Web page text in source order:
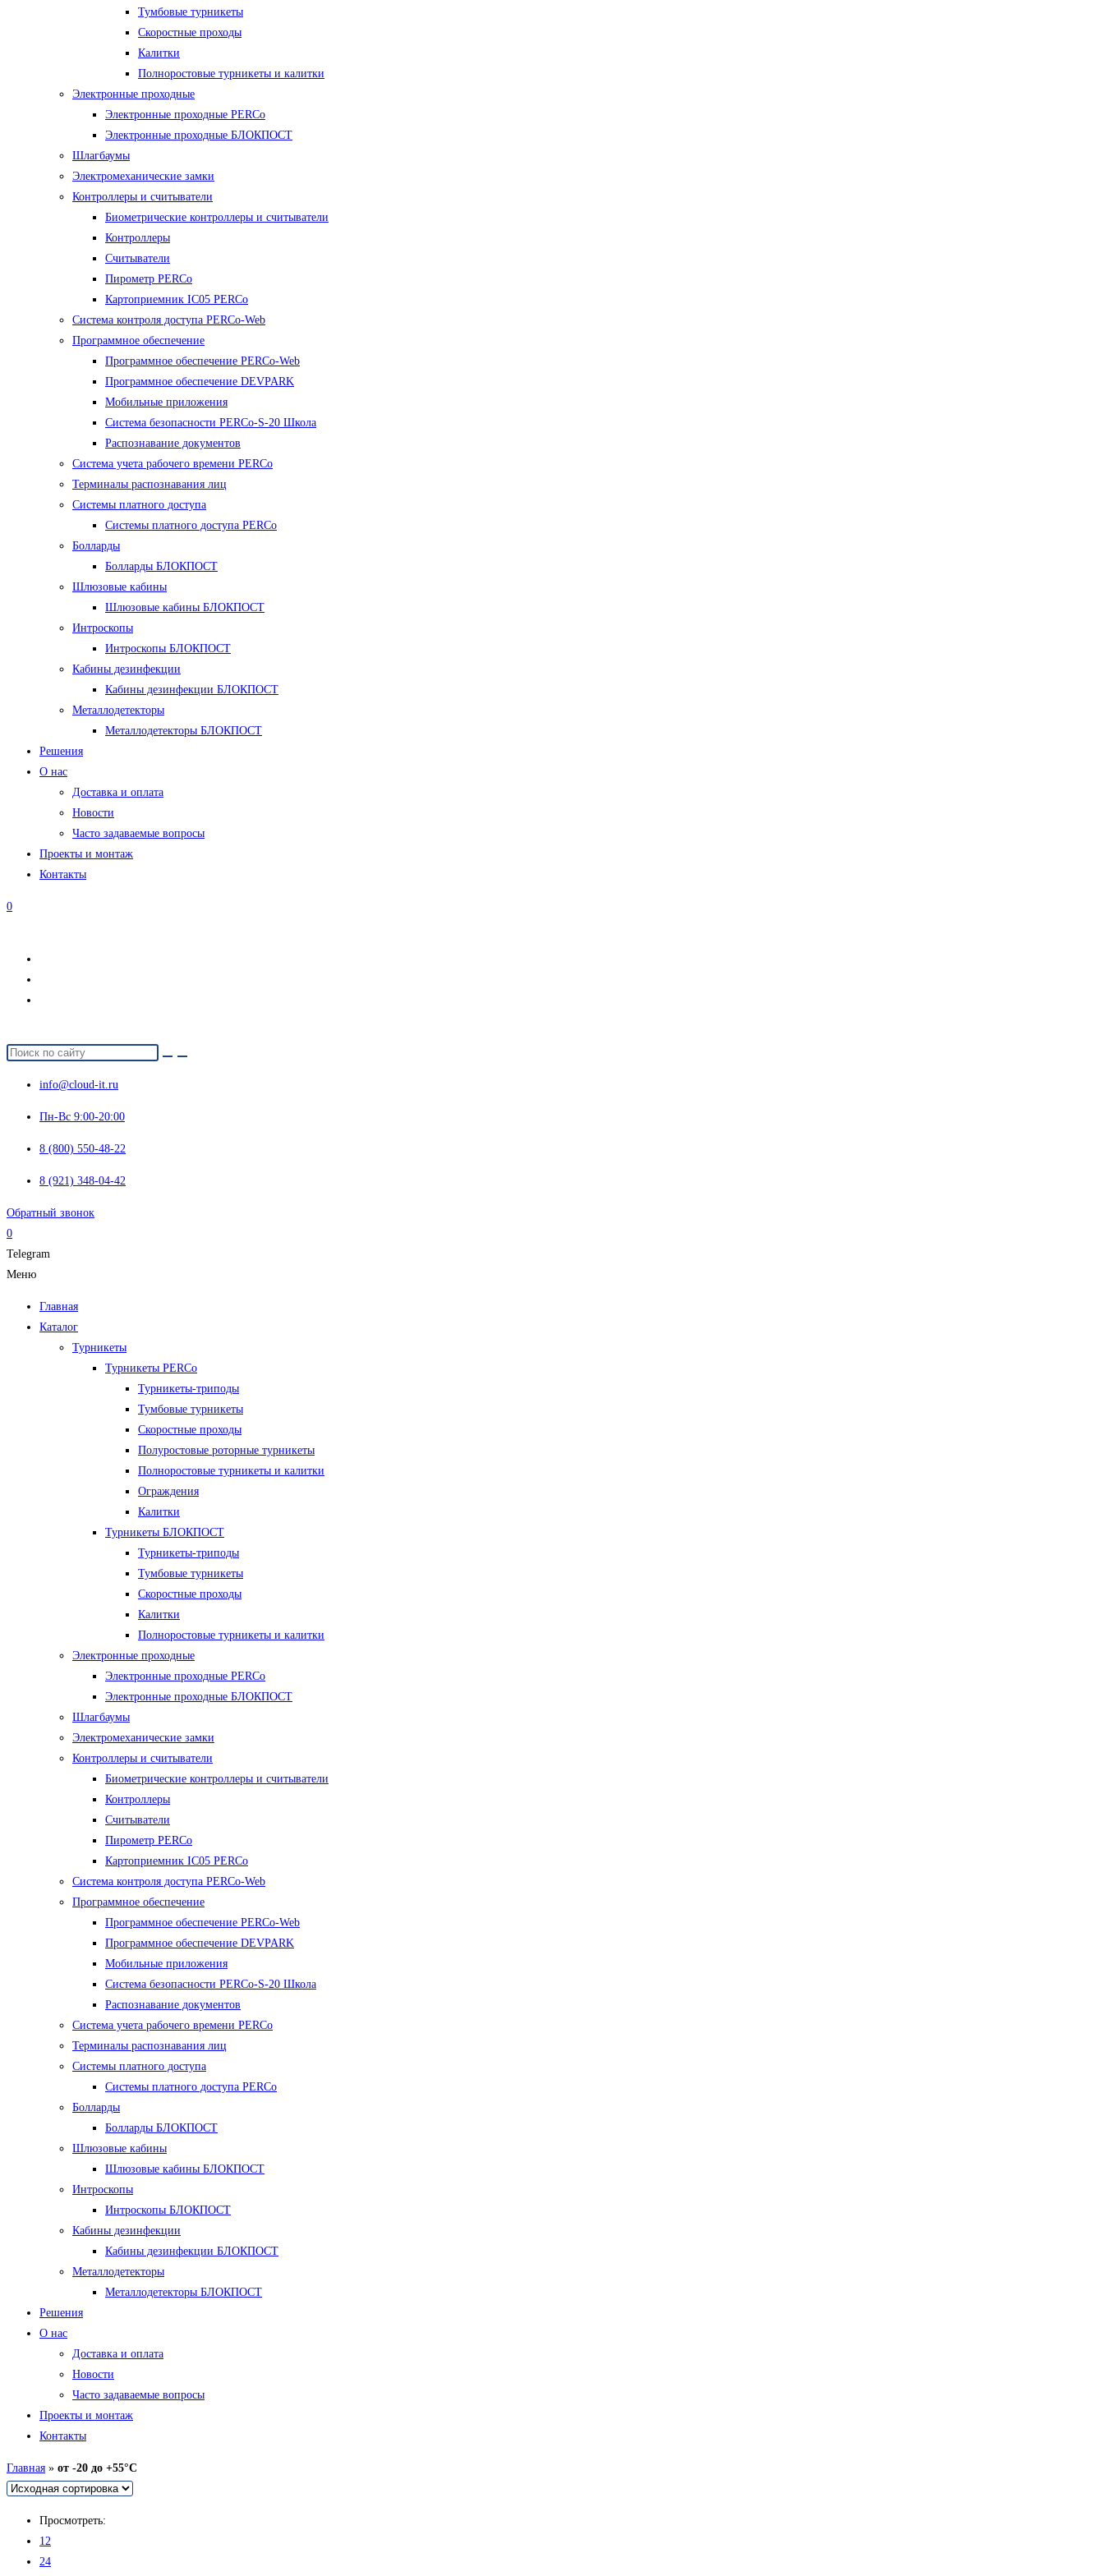
Тумбовые турникеты
Скоростные проходы
Калитки
Полноростовые турникеты и калитки
Электронные проходные
Электронные проходные PERCo
Электронные проходные БЛОКПОСТ
Шлагбаумы
Электромеханические замки
Контроллеры и считыватели
Биометрические контроллеры и считыватели
Контроллеры
Считыватели
Пирометр PERCo
Картоприемник IC05 PERCo
Система контроля доступа PERCo-Web
Программное обеспечение
Программное обеспечение PERCo-Web
Программное обеспечение DEVPARK
Мобильные приложения
Система безопасности PERCo-S-20 Школа
Распознавание документов
Система учета рабочего времени PERCo
Терминалы распознавания лиц
Cистемы платного доступа
Системы платного доступа PERCo
Болларды
Болларды БЛОКПОСТ
Шлюзовые кабины
Шлюзовые кабины БЛОКПОСТ
Интроскопы
Интроскопы БЛОКПОСТ
Кабины дезинфекции
Кабины дезинфекции БЛОКПОСТ
Металлодетекторы
Металлодетекторы БЛОКПОСТ
Решения
О нас
Доставка и оплата
Новости
Часто задаваемые вопросы
Проекты и монтаж
Контакты
0
info@cloud-it.ru
Пн-Вс 9:00-20:00
8 (800) 550-48-22
8 (921) 348-04-42
Обратный звонок
0
Telegram
Меню
Главная
Каталог
Турникеты
Турникеты PERCo
Турникеты-триподы
Тумбовые турникеты
Скоростные проходы
Полуростовые роторные турникеты
Полноростовые турникеты и калитки
Ограждения
Калитки
Турникеты БЛОКПОСТ
Турникеты-триподы
Тумбовые турникеты
Скоростные проходы
Калитки
Полноростовые турникеты и калитки
Электронные проходные
Электронные проходные PERCo
Электронные проходные БЛОКПОСТ
Шлагбаумы
Электромеханические замки
Контроллеры и считыватели
Биометрические контроллеры и считыватели
Контроллеры
Считыватели
Пирометр PERCo
Картоприемник IC05 PERCo
Система контроля доступа PERCo-Web
Программное обеспечение
Программное обеспечение PERCo-Web
Программное обеспечение DEVPARK
Мобильные приложения
Система безопасности PERCo-S-20 Школа
Распознавание документов
Система учета рабочего времени PERCo
Терминалы распознавания лиц
Cистемы платного доступа
Системы платного доступа PERCo
Болларды
Болларды БЛОКПОСТ
Шлюзовые кабины
Шлюзовые кабины БЛОКПОСТ
Интроскопы
Интроскопы БЛОКПОСТ
Кабины дезинфекции
Кабины дезинфекции БЛОКПОСТ
Металлодетекторы
Металлодетекторы БЛОКПОСТ
Решения
О нас
Доставка и оплата
Новости
Часто задаваемые вопросы
Проекты и монтаж
Контакты
Главная » от -20 до +55°C
Просмотреть:
12
24